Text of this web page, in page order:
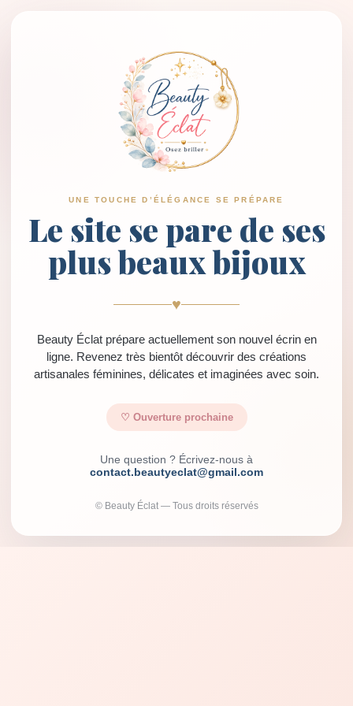
UNE TOUCHE D’ÉLÉGANCE SE PRÉPARE
Le site se pare de ses
plus beaux bijoux
♥
Beauty Éclat prépare actuellement son nouvel écrin en
ligne. Revenez très bientôt découvrir des créations
artisanales féminines, délicates et imaginées avec soin.
♡ Ouverture prochaine
Une question ? Écrivez-nous à
contact.beautyeclat@gmail.com
© Beauty Éclat — Tous droits réservés